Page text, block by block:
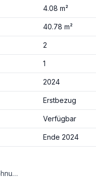
4.08 m²
40.78 m²
2
1
2024
Erstbezug
Verfügbar
Ende 2024
Entdecken Sie urbanen Lebensstil in Perfektion – Ihre neue moderne Eigentumswohnung in wartet auf Sie! Wohnen mit allen Annehmlichkeiten der Großstadt in ruhiger und grüner Umgebung. In 15 Minuten mit direkter öffentlicher Anbindung in das Stadtzentrum und gleichzeitig die idyllischen Donauufer genießen? Unser neuestes Wohnprojekt macht es möglich und verbindet das Beste beider Welten!